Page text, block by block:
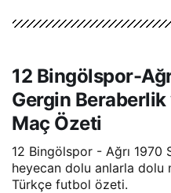
12 Bingölspor-
Gergin
Maç Özeti
12 Bingölspor - Ağrı
heyecan dolu anlarla dolu
Türkçe futbol özeti.